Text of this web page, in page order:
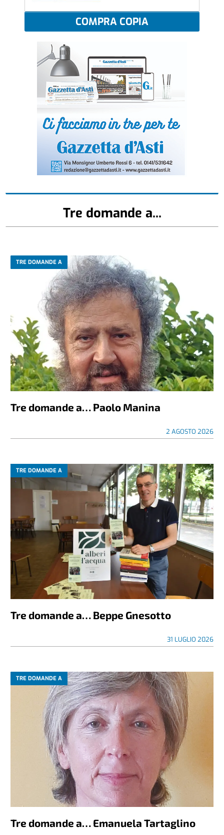
COMPRA COPIA
Tre domande a...
TRE DOMANDE A
Tre domande a… Paolo Manina
2 AGOSTO 2026
TRE DOMANDE A
Tre domande a… Beppe Gnesotto
31 LUGLIO 2026
TRE DOMANDE A
Tre domande a… Emanuela Tartaglino